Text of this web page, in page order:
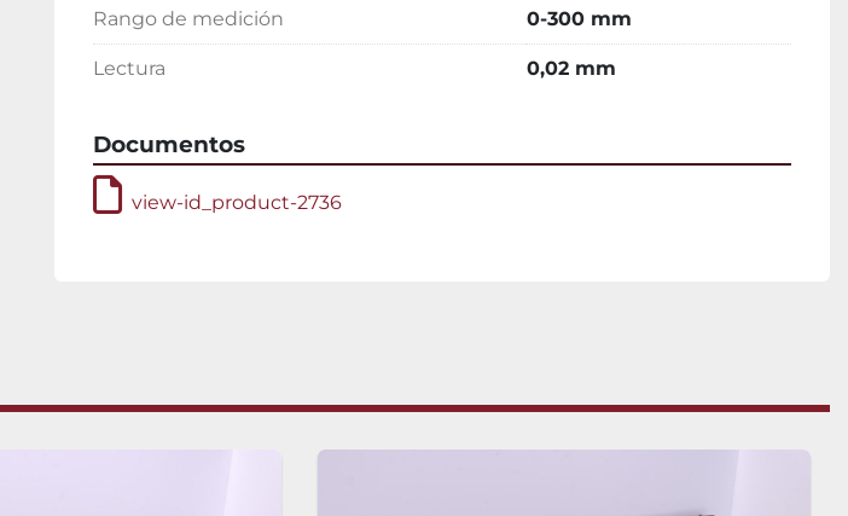
Rango de medición 0-300 mm
Lectura 0,02 mm
Documentos
view-id_product-2736